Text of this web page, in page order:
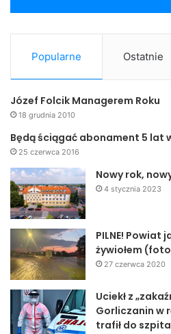
Popularne Ostatnie
Józef Folcik Managerem Roku
18 grudnia 2010
Będą ściągać abonament 5 lat
25 czerwca 2016
Nowy rok,
4 stycznia 2023
PILNE! Powiat
żywiołem
27 czerwca 2020
Uciekł z
Gorliczanin w
trafił do